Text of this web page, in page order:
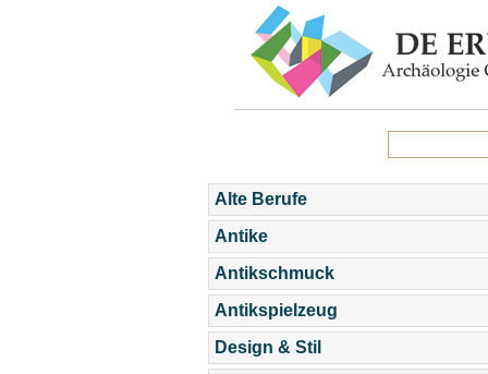
Alte Berufe
Antike
Antikschmuck
Antikspielzeug
Design & Stil